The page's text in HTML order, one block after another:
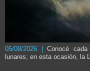
05/08/2026 |Conocé
lunares; en esta ocasión, la